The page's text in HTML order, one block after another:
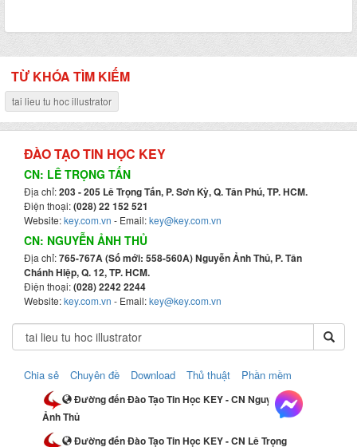
TỪ KHÓA TÌM KIẾM
tai lieu tu hoc illustrator
ĐÀO TẠO TIN HỌC KEY
CN: LÊ TRỌNG TẤN
Địa chỉ:203 - 205 Lê Trọng Tấn, P. Sơn Kỳ, Q. Tân Phú, TP. HCM.
Điện thoại:(028) 22 152 521
Website:key.com.vn - Email:key@key.com.vn
CN: NGUYỄN ẢNH THỦ
Địa chỉ:765-767A (Số mới: 558-560A) Nguyễn Ảnh Thủ, P. Tân
Chánh Hiệp, Q. 12, TP. HCM.
Điện thoại:(028) 2242 2244
Website:key.com.vn - Email:key@key.com.vn
Chia sẻ Chuyên đề Download Thủ thuật Phần mềm
Đường đến Đào Tạo Tin Học KEY - CN Nguyễn
Ảnh Thủ
Đường đến Đào Tạo Tin Học KEY - CN Lê Trọng